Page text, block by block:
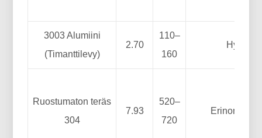
3003 Alumiini
(Timanttilevy)
2.70
110–
160
Hyvä
Ruostumaton teräs
304
7.93
520–
720